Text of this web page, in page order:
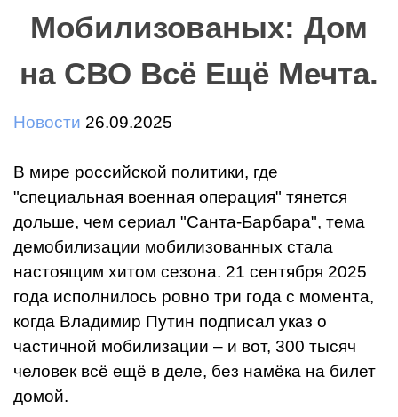
Мобилизованых: Дом
на СВО Всё Ещё Мечта.
Новости 26.09.2025
В мире российской политики, где
"специальная военная операция" тянется
дольше, чем сериал "Санта-Барбара", тема
демобилизации мобилизованных стала
настоящим хитом сезона. 21 сентября 2025
года исполнилось ровно три года с момента,
когда Владимир Путин подписал указ о
частичной мобилизации – и вот, 300 тысяч
человек всё ещё в деле, без намёка на билет
домой.